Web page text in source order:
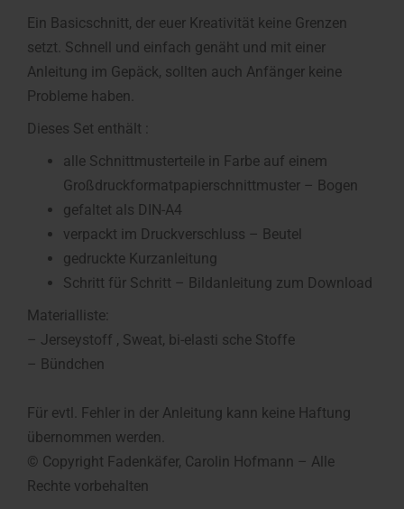
Ein Basicschnitt, der euer Kreativität keine Grenzen
setzt. Schnell und einfach genäht und mit einer
Anleitung im Gepäck, sollten auch Anfänger keine
Probleme haben.
Dieses Set enthält :
alle Schnittmusterteile in Farbe auf einem
Großdruckformatpapierschnittmuster – Bogen
gefaltet als DIN-A4
verpackt im Druckverschluss – Beutel
gedruckte Kurzanleitung
Schritt für Schritt – Bildanleitung zum Download
Materialliste:
– Jerseystoff , Sweat, bi-elasti sche Stoffe
– Bündchen
Für evtl. Fehler in der Anleitung kann keine Haftung
übernommen werden.
© Copyright Fadenkäfer, Carolin Hofmann – Alle
Rechte vorbehalten